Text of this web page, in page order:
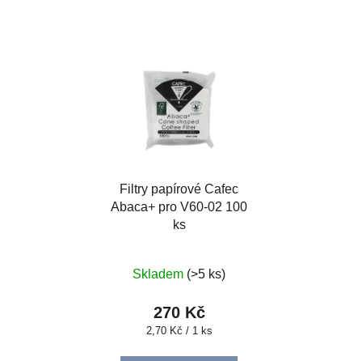
Filtry papírové Cafec
Abaca+ pro V60-02 100
ks
Skladem (>5 ks)
270 Kč
Měrná
2,70 Kč / 1 ks